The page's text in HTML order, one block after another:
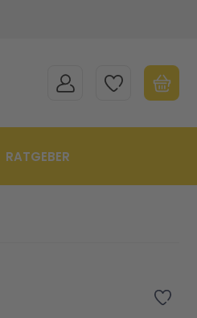
MEIN KONTOMEINE WUNSCHLISTE
RATGEBER
Zur